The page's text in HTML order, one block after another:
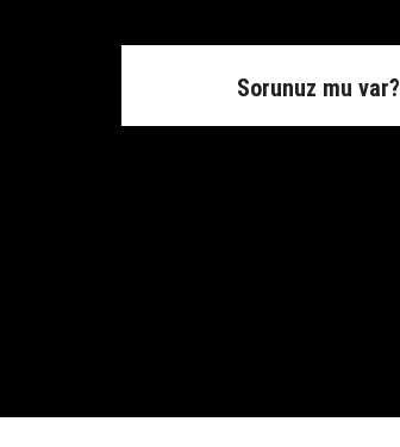
Sorunuz mu var?